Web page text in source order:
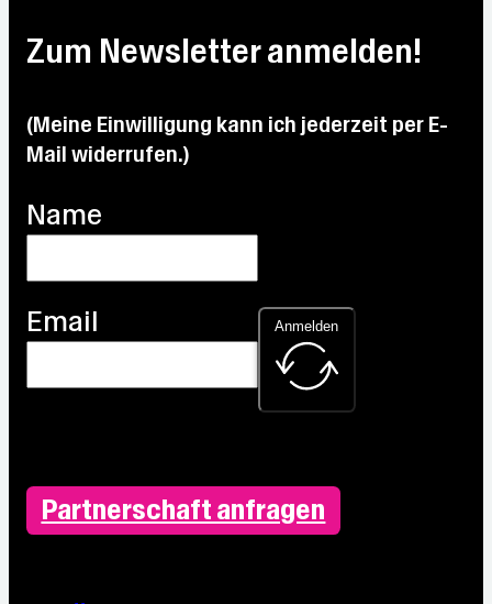
°C
°C
Max:
31.5
29.7
°C
Partnerschaft anfragen
Zum Newsletter anmelden!
(Meine Einwilligung kann ich jederzeit per E-
Mail widerrufen.)
Name
Email Anmelden